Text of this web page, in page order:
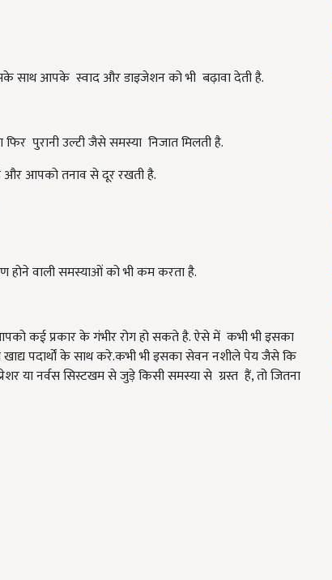
साथ आपके स्वाद और डाइजेशन को भी बढ़ावा देती है.
पुरानी उल्टी जैसे समस्या निजात मिलती है.
और आपको तनाव से दूर रखती है.
होने वाली समस्याओं को भी कम करता है.
कई प्रकार के गंभीर रोग हो सकते है. ऐसे में कभी भी इसका
पदार्थों के साथ करे.कभी भी इसका सेवन नशीले पेय जैसे कि
या नर्वस सिस्टखम से जुड़े किसी समस्या से ग्रस्त हैं, तो जितना